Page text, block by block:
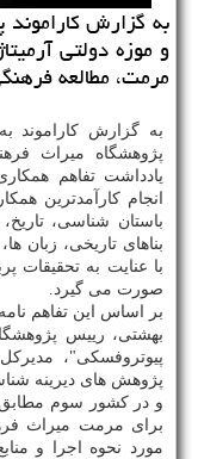
به گزارش
و موزه دولتی
مرمت، مطالعه
به گزارش كاراموند
پژوهشگاه میراث
یادداشت تفاهم
انجام كارآمدترین
باستان شناسی،
بناهای تاریخی، زبان
با عنایت به تحقیقات
صورت می گیرد.
بر اساس این تفاهم
بهشتی، رییس
پیوتروفسكی"،
پژوهش های دیرینه
و در كشور سوم
برای مرمت میراث
مورد نحوه اجرا و